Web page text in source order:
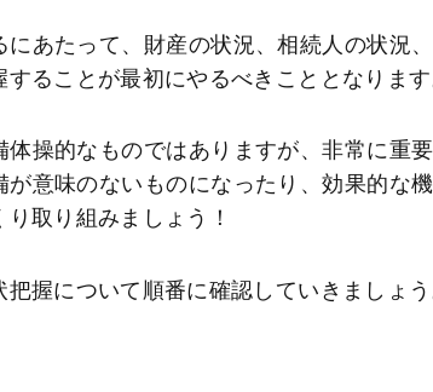
にあたって、財産の状況、相続人の状況
ることが最初にやるべきこととなります
体操的なものではありますが、非常に重
が意味のないものになったり、効果的な
取り組みましょう！
握について順番に確認していきましょう